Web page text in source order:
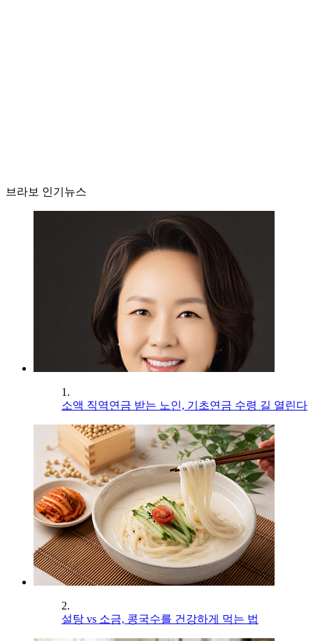
브라보 인기뉴스
1.
소액 직역연금 받는 노인, 기초연금 수령 길 열린다
2.
설탕 vs 소금, 콩국수를 건강하게 먹는 법